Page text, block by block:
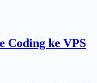
Coding ke VPS